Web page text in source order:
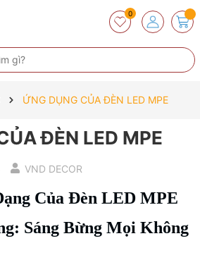
0
ỨNG DỤNG CỦA ĐÈN LED MPE
ĐÈN LED MPE
VND DECOR
Của Đèn LED MPE
Sáng Bừng Mọi Không